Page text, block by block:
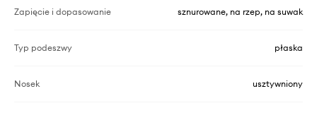
Zapięcie i dopasowanie sznurowane, na rzep, na suwak
Typ podeszwy płaska
Nosek usztywniony